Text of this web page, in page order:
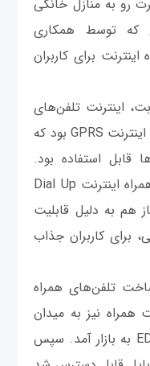
رو به منازل خانگی
که توسط همکاری
برای کاربران
اینترنت تلفن‌های
همراه نیز توسعه پیدا کرد. در ابتدا اینترنت GPRS بود که
قابل استفاده بود.
اینترنتی که می‌توان آن را نسخه همراه اینترنت Dial Up
هم به دلیل قابلیت
برای کاربران جذاب
تلفن‌های همراه
همراه نیز به میدان
آمدند. پس از GPRS اینترنت EDGE به بازار آمد. سپس